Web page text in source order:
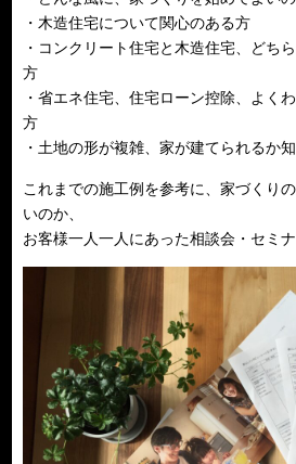
・木造住宅について関心のある方
・コンクリート住宅と木造住宅、どち
方
・省エネ住宅、住宅ローン控除、よく
方
・土地の形が複雑、家が建てられるか
これまでの施工例を参考に、家づくり
いのか、
お客様一人一人にあった相談会・セミナ